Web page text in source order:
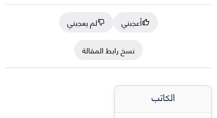
أعجبني
لم يعجبني
نسخ رابط المقالة
الكاتب